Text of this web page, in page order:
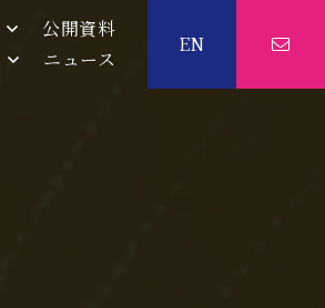
公開資料
ニュース
EN